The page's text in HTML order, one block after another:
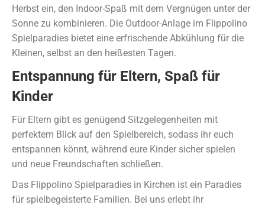
Herbst ein, den Indoor-Spaß mit dem Vergnügen unter der
Sonne zu kombinieren. Die Outdoor-Anlage im Flippolino
Spielparadies bietet eine erfrischende Abkühlung für die
Kleinen, selbst an den heißesten Tagen.
Entspannung für Eltern, Spaß für
Kinder
Für Eltern gibt es genügend Sitzgelegenheiten mit
perfektem Blick auf den Spielbereich, sodass ihr euch
entspannen könnt, während eure Kinder sicher spielen
und neue Freundschaften schließen.
Das Flippolino Spielparadies in Kirchen ist ein Paradies
für spielbegeisterte Familien. Bei uns erlebt ihr